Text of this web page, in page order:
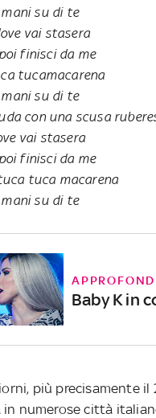
su di te
vai stasera
finisci da me
tucamacarena
su di te
con una scusa
vai stasera
finisci da me
tuca macarena
su di te
Baby K in
più precisamente il
in numerose città